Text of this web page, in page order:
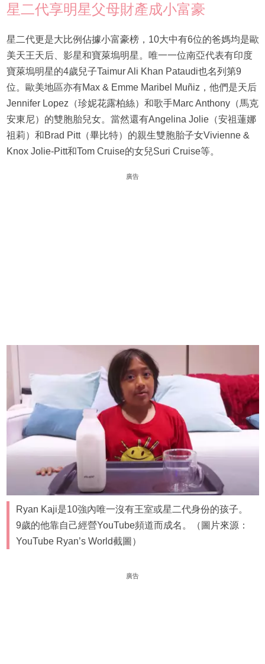
星二代享明星父母財產成小富豪
星二代更是大比例佔據小富豪榜，10大中有6位的爸媽均是歐
美天王天后、影星和寶萊塢明星。唯一一位南亞代表有印度
寶萊塢明星的4歲兒子Taimur Ali Khan Pataudi也名列第9
位。歐美地區亦有Max & Emme Maribel Muñiz，他們是天后
Jennifer Lopez（珍妮花露柏絲）和歌手Marc Anthony（馬克
安東尼）的雙胞胎兒女。當然還有Angelina Jolie（安祖蓮娜
祖莉）和Brad Pitt（畢比特）的親生雙胞胎子女Vivienne &
Knox Jolie-Pitt和Tom Cruise的女兒Suri Cruise等。
廣告
Ryan Kaji是10強內唯一沒有王室或星二代身份的孩子。
9歲的他靠自己經營YouTube頻道而成名。（圖片來源：
YouTube Ryan’s World截圖）
廣告